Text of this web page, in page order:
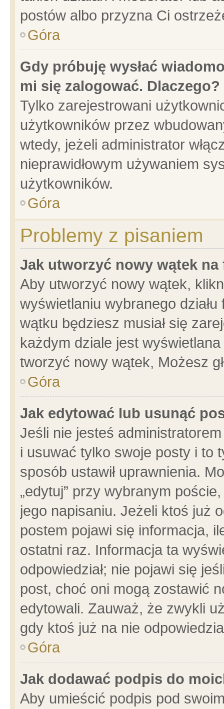
postów albo przyzna Ci
Góra
Gdy próbuję wysłać
mi się zalogować. Dlaczego?
Tylko zarejestrowani
użytkowników przez
wtedy, jeżeli administrator
nieprawidłowym używaniem
użytkowników.
Góra
Problemy z pisaniem
Jak utworzyć nowy wątek na
Aby utworzyć nowy wątek,
wyświetlaniu wybranego
wątku będziesz musiał się
każdym dziale jest
tworzyć nowy wątek, Możesz
Góra
Jak edytować lub usunąć
Jeśli nie jesteś
i usuwać tylko swoje posty i to
sposób ustawił uprawnienia.
„edytuj” przy wybranym
jego napisaniu. Jeżeli ktoś już
postem pojawi się informacja,
ostatni raz. Informacja ta
odpowiedział; nie pojawi się
post, choć oni mogą zostawić
edytowali. Zauważ, że zwykli
gdy ktoś już na nie
Góra
Jak dodawać podpis do
Aby umieścić podpis pod